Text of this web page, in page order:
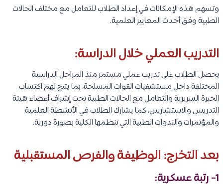
وتسهم هذه الإمكانات في إعداد الطلاب للتعامل مع مختلف الحالات
الطبية وفق أحدث المعايير العلمية.
التدريب العملي خلال الدراسة:
يحصل الطلاب على تدريب عملي مستمر منذ المراحل الدراسية
المختلفة داخل مستشفيات القوات المسلحة، بما يتيح لهم اكتساب
الخبرة السريرية والتعامل مع الحالات الطبية تحت إشراف أعضاء هيئة
التدريس والاستشاريين، كما يشارك الطلاب في الأنشطة العلمية
والمؤتمرات والندوات الطبية التي تنظمها الكلية بصورة دورية.
بعد التخرج: الوظيفة والفرص المستقبلية
1- رتبة عسكرية: